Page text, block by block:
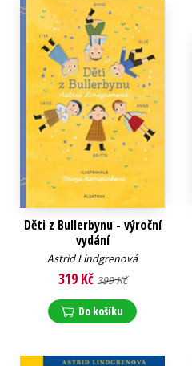
Děti z Bullerbynu - výroční
vydání
Astrid Lindgrenová
319 Kč 399 Kč
Do košíku